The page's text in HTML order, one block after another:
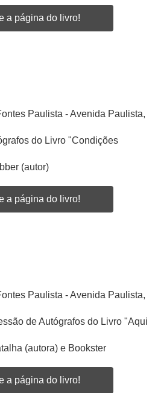
a página do livro!
Paulista - Avenida Paulista,
do Livro "Condições
(autor)
a página do livro!
Paulista - Avenida Paulista,
de Autógrafos do Livro "Aqui
(autora) e Bookster
a página do livro!